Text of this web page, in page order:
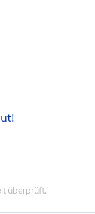
überprüft.